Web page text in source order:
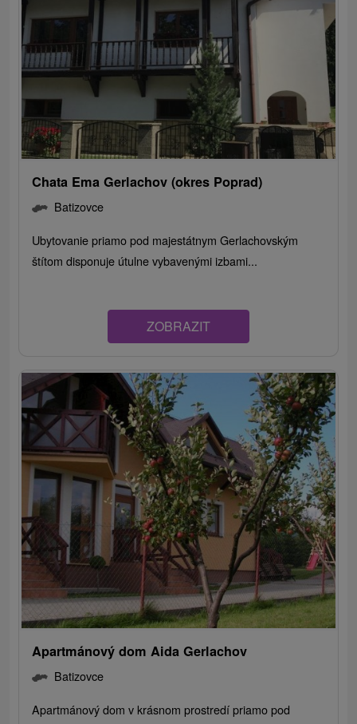
Chata Ema Gerlachov (okres Poprad)
Batizovce
Ubytovanie priamo pod majestátnym Gerlachovským
štítom disponuje útulne vybavenými izbami...
ZOBRAZIT
Apartmánový dom Aida Gerlachov
Batizovce
Apartmánový dom v krásnom prostredí priamo pod